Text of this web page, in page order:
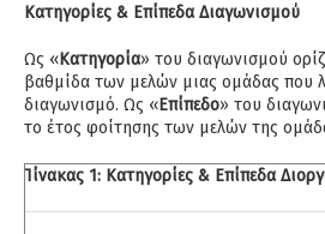
Κατηγορίες & Επίπεδα Διαγωνισμού
Ως «Κατηγορία» του διαγωνισμού
βαθμίδα των μελών μιας ομάδας που
διαγωνισμό. Ως «Επίπεδο» του
το έτος φοίτησης των μελών της
Πίνακας 1: Κατηγορίες & Επίπεδα